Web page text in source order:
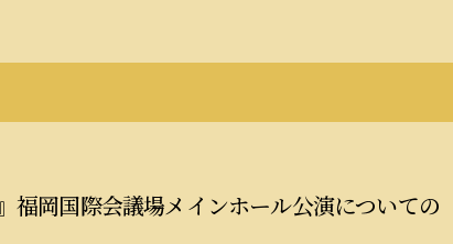
福岡国際会議場メインホール公演についての